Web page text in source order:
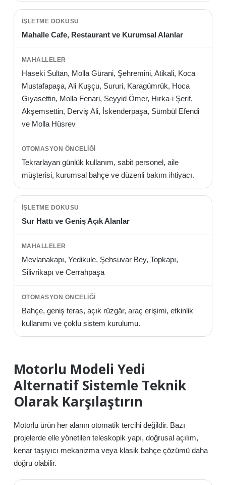
Mahalle Cafe, Restaurant ve Kurumsal Alanlar
Haseki Sultan, Molla Gürani, Şehremini, Atikali, Koca
Mustafapaşa, Ali Kuşçu, Sururi, Karagümrük, Hoca
Gıyasettin, Molla Fenari, Seyyid Ömer, Hırka-i Şerif,
Akşemsettin, Derviş Ali, İskenderpaşa, Sümbül Efendi
ve Molla Hüsrev
Tekrarlayan günlük kullanım, sabit personel, aile
müşterisi, kurumsal bahçe ve düzenli bakım ihtiyacı.
Sur Hattı ve Geniş Açık Alanlar
Mevlanakapı, Yedikule, Şehsuvar Bey, Topkapı,
Silivrikapı ve Cerrahpaşa
Bahçe, geniş teras, açık rüzgâr, araç erişimi, etkinlik
kullanımı ve çoklu sistem kurulumu.
Motorlu Modeli Yedi
Alternatif Sistemle Teknik
Olarak Karşılaştırın
Motorlu ürün her alanın otomatik tercihi değildir. Bazı
projelerde elle yönetilen teleskopik yapı, doğrusal açılım,
kenar taşıyıcı mekanizma veya klasik bahçe çözümü daha
doğru olabilir.